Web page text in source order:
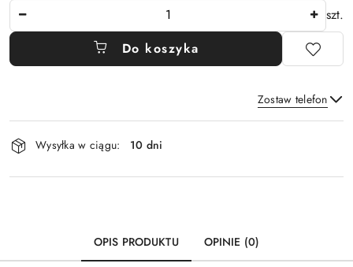
szt.
Do koszyka
Zostaw telefon
Dostępność
i
dostawa
Wysyłka w ciągu: 10 dni
OPIS PRODUKTU OPINIE (0)